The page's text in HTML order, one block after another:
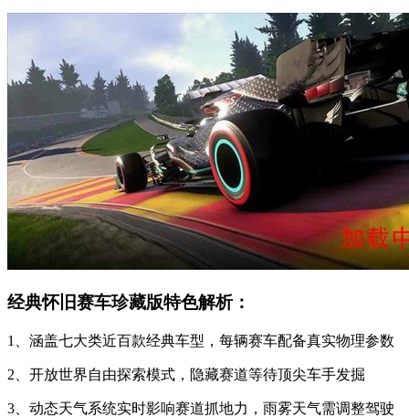
经典怀旧赛车珍藏版特色解析：
1、涵盖七大类近百款经典车型，每辆赛车配备真实物理参数
2、开放世界自由探索模式，隐藏赛道等待顶尖车手发掘
3、动态天气系统实时影响赛道抓地力，雨雾天气需调整驾驶